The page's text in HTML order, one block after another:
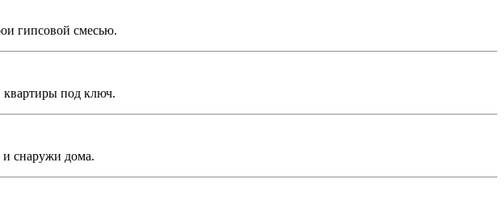
гипсовой смесью.
квартиры под ключ.
снаружи дома.